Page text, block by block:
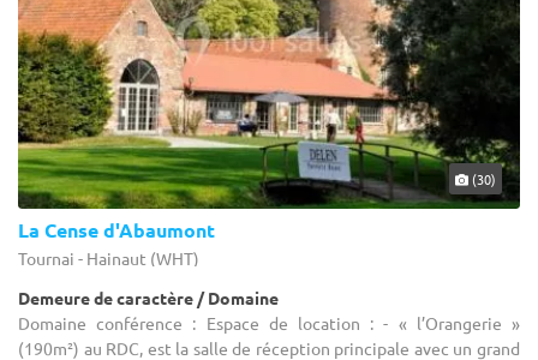
(30)
La Cense d'Abaumont
Tournai - Hainaut (WHT)
Demeure de caractère / Domaine
Domaine conférence : Espace de location : - « l’Orangerie »
(190m²) au RDC, est la salle de réception principale avec un grand